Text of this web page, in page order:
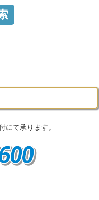
にて承ります。